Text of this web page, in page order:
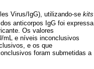
Virus/IgG), utilizando-se kits
anticorpos IgG foi expressa
Os valores
mL e níveis inconclusivos
e os que
foram submetidas a